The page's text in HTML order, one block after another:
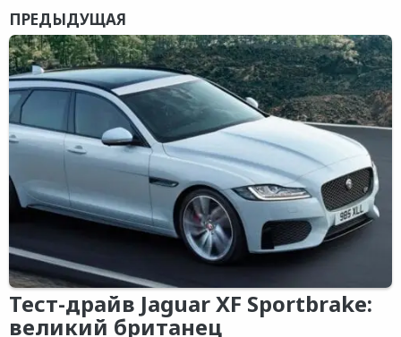
ПРЕДЫДУЩАЯ
Тест-драйв Jaguar XF Sportbrake:
великий британец